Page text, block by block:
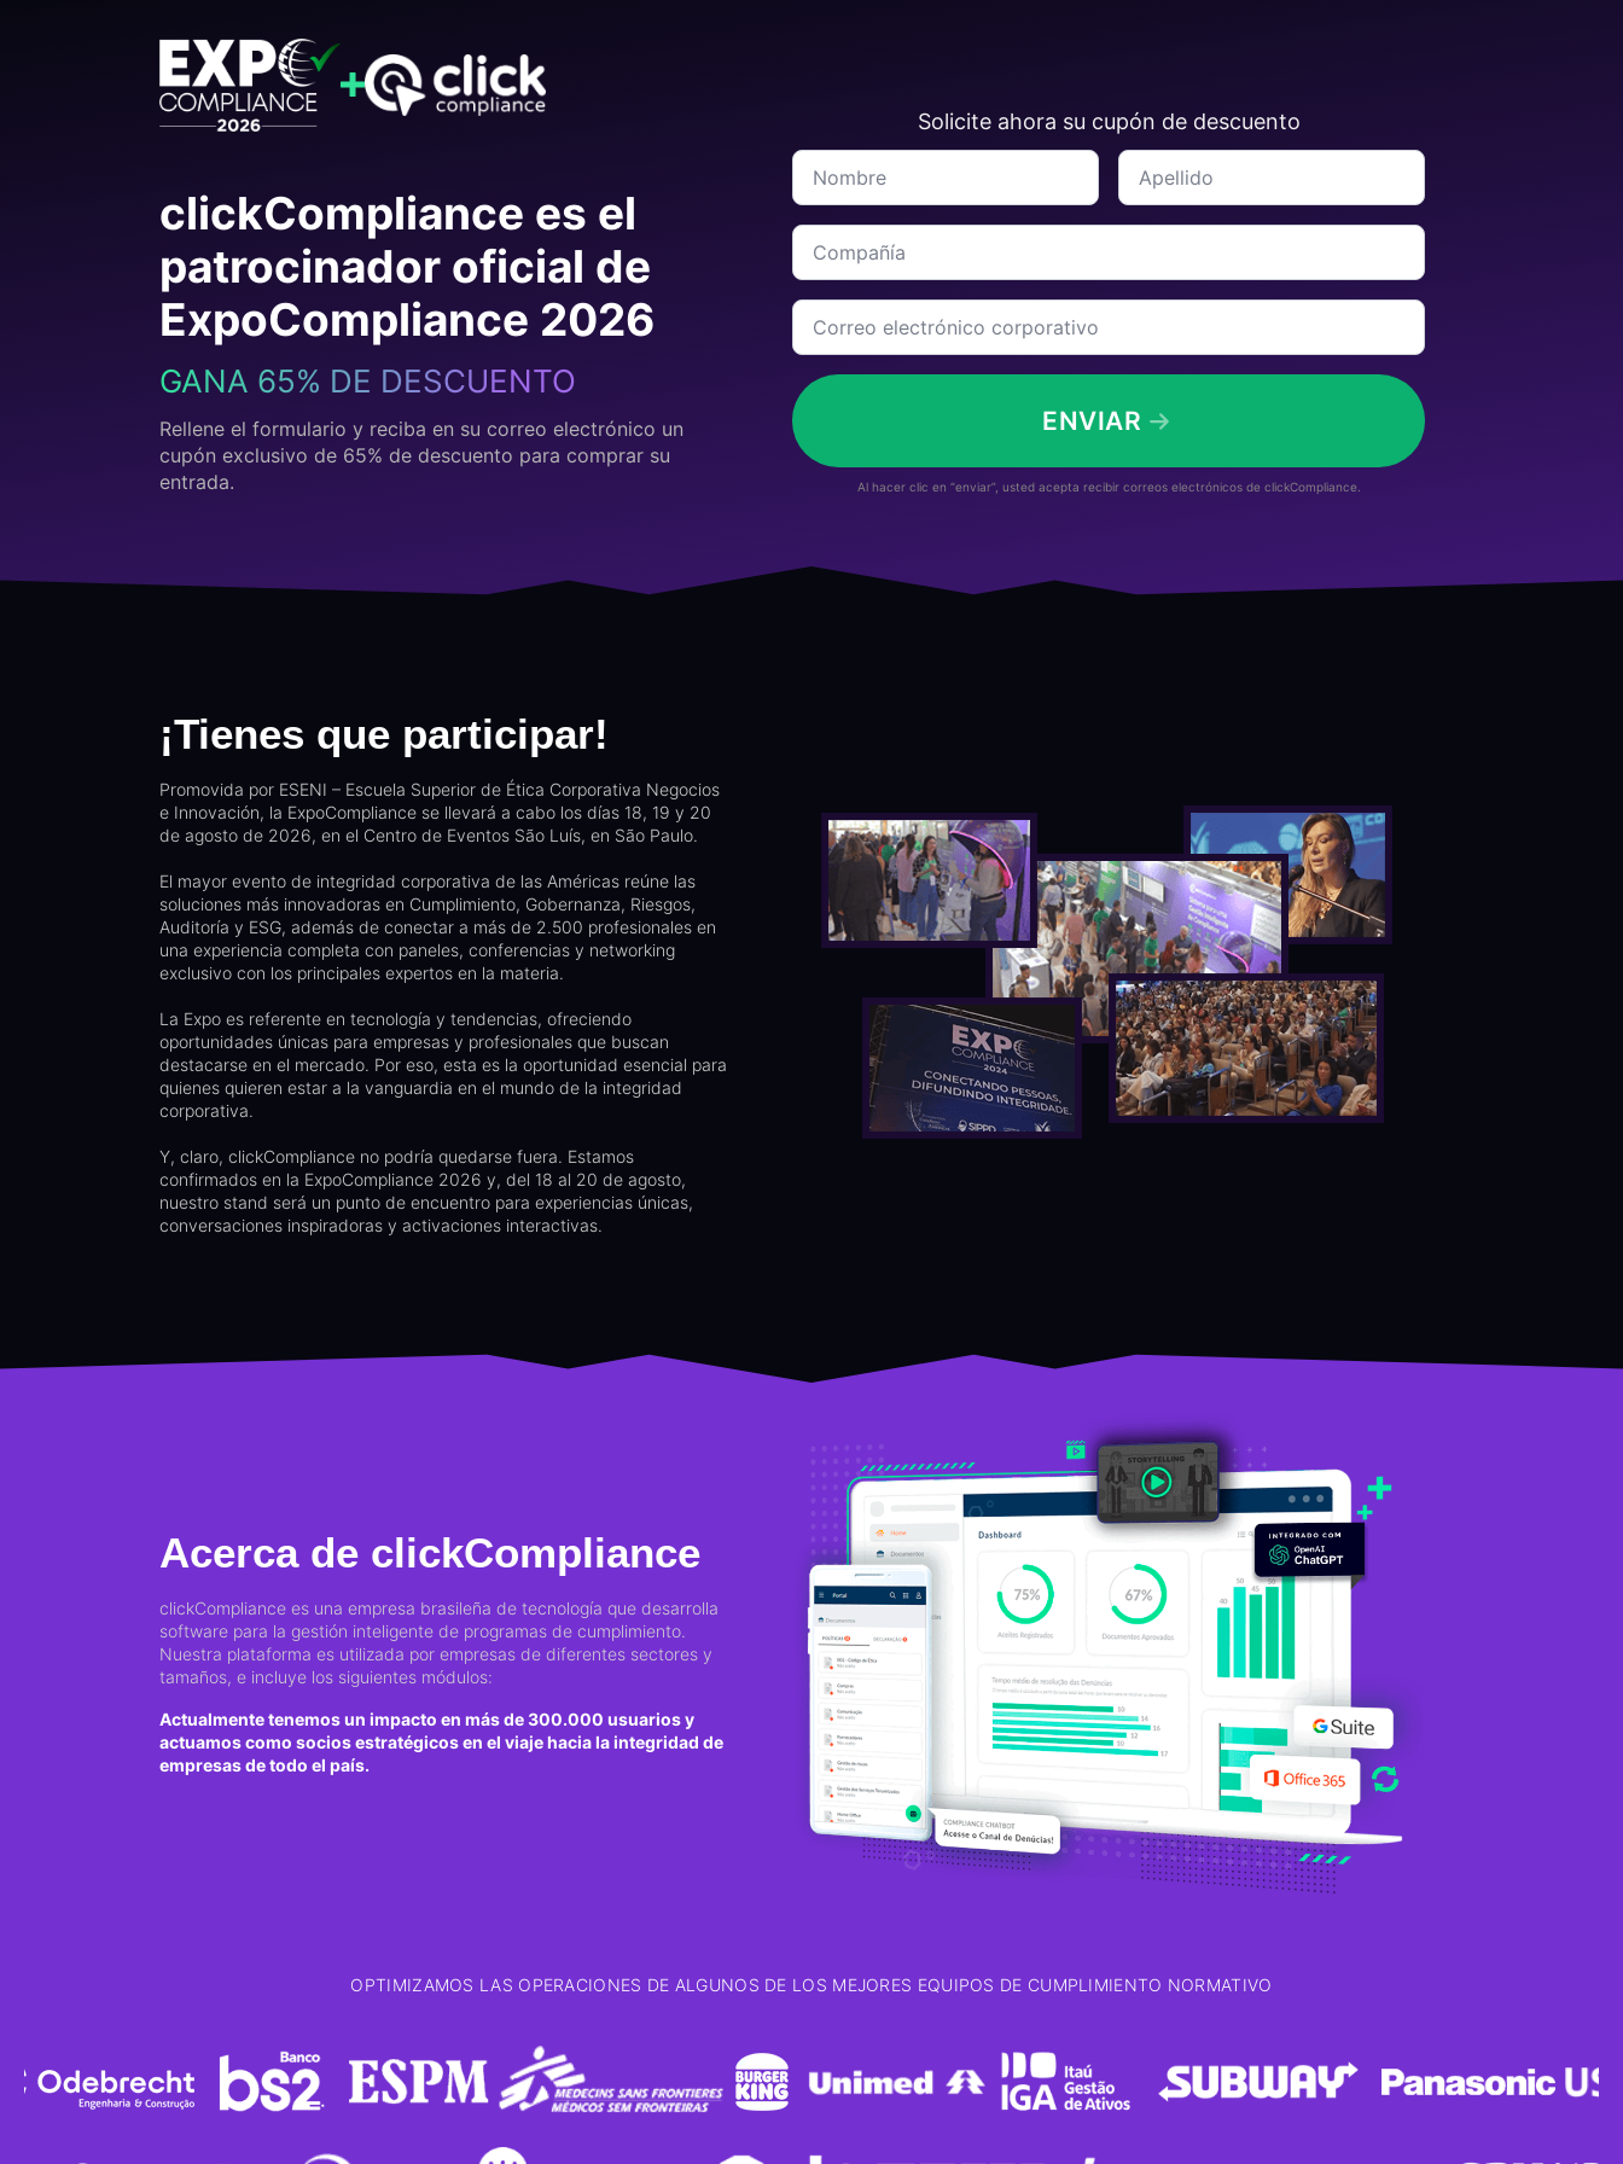
clickCompliance es el
patrocinador oficial de
ExpoCompliance 2026
GANA 65% DE DESCUENTO
Rellene el formulario y reciba en su correo electrónico un
cupón exclusivo de 65% de descuento para comprar su
entrada.
Solicite ahora su cupón de descuento
Nombre
Apellido
Compañía
Correo
electrónico
corporativo
ENVIAR
Al hacer clic en “enviar”, usted acepta recibir correos electrónicos de clickCompliance.
¡Tienes que participar!
Promovida por ESENI – Escuela Superior de Ética Corporativa Negocios
e Innovación, la ExpoCompliance se llevará a cabo los días 18, 19 y 20
de agosto de 2026, en el Centro de Eventos São Luís, en São Paulo.
El mayor evento de integridad corporativa de las Américas reúne las
soluciones más innovadoras en Cumplimiento, Gobernanza, Riesgos,
Auditoría y ESG, además de conectar a más de 2.500 profesionales en
una experiencia completa con paneles, conferencias y networking
exclusivo con los principales expertos en la materia.
La Expo es referente en tecnología y tendencias, ofreciendo
oportunidades únicas para empresas y profesionales que buscan
destacarse en el mercado. Por eso, esta es la oportunidad esencial para
quienes quieren estar a la vanguardia en el mundo de la integridad
corporativa.
Y, claro, clickCompliance no podría quedarse fuera. Estamos
confirmados en la ExpoCompliance 2026 y, del 18 al 20 de agosto,
nuestro stand será un punto de encuentro para experiencias únicas,
conversaciones inspiradoras y activaciones interactivas.
Acerca de clickCompliance
clickCompliance es una empresa brasileña de tecnología que desarrolla
software para la gestión inteligente de programas de cumplimiento.
Nuestra plataforma es utilizada por empresas de diferentes sectores y
tamaños, e incluye los siguientes módulos:
Actualmente tenemos un impacto en más de 300.000 usuarios y
actuamos como socios estratégicos en el viaje hacia la integridad de
empresas de todo el país.
OPTIMIZAMOS LAS OPERACIONES DE ALGUNOS DE LOS MEJORES EQUIPOS DE CUMPLIMIENTO NORMATIVO